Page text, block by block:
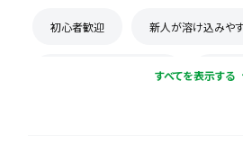
初心者歓迎 新人が溶け込みや
コーチとの距離感が近い 積極